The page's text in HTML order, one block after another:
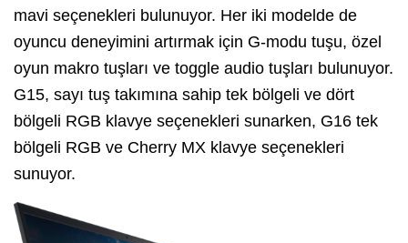
mavi seçenekleri bulunuyor. Her iki modelde de
oyuncu deneyimini artırmak için G-modu tuşu, özel
oyun makro tuşları ve toggle audio tuşları bulunuyor.
G15, sayı tuş takımına sahip tek bölgeli ve dört
bölgeli RGB klavye seçenekleri sunarken, G16 tek
bölgeli RGB ve Cherry MX klavye seçenekleri
sunuyor.